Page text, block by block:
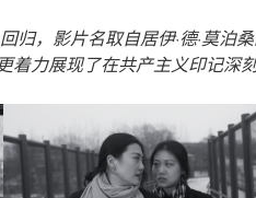
归，影片名取自居伊·德·莫泊
力展现了在共产主义印记深